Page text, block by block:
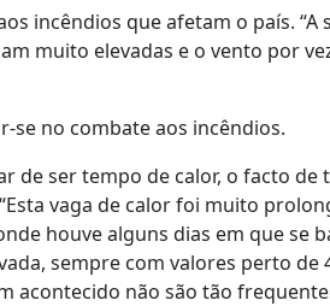
incêndios que afetam o país. “A
muito elevadas e o vento por
se no combate aos incêndios.
de ser tempo de calor, o facto de
vaga de calor foi muito
houve alguns dias em que se
sempre com valores perto de
acontecido não são tão